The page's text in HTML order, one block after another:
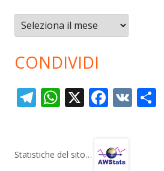
Archivi
CONDIVIDI
T
gr
W
s
X F
b
V
Statistiche del sito…